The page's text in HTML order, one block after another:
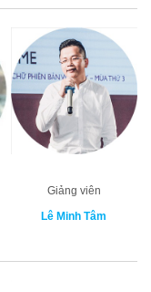
Giảng viên
Lê Minh Tâm